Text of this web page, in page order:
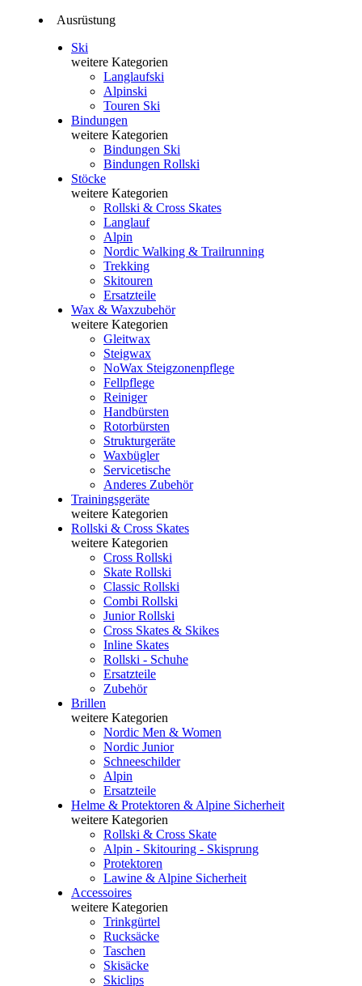
Ausrüstung
Ski
weitere Kategorien
Langlaufski
Alpinski
Touren Ski
Bindungen
weitere Kategorien
Bindungen Ski
Bindungen Rollski
Stöcke
weitere Kategorien
Rollski & Cross Skates
Langlauf
Alpin
Nordic Walking & Trailrunning
Trekking
Skitouren
Ersatzteile
Wax & Waxzubehör
weitere Kategorien
Gleitwax
Steigwax
NoWax Steigzonenpflege
Fellpflege
Reiniger
Handbürsten
Rotorbürsten
Strukturgeräte
Waxbügler
Servicetische
Anderes Zubehör
Trainingsgeräte
weitere Kategorien
Rollski & Cross Skates
weitere Kategorien
Cross Rollski
Skate Rollski
Classic Rollski
Combi Rollski
Junior Rollski
Cross Skates & Skikes
Inline Skates
Rollski - Schuhe
Ersatzteile
Zubehör
Brillen
weitere Kategorien
Nordic Men & Women
Nordic Junior
Schneeschilder
Alpin
Ersatzteile
Helme & Protektoren & Alpine Sicherheit
weitere Kategorien
Rollski & Cross Skate
Alpin - Skitouring - Skisprung
Protektoren
Lawine & Alpine Sicherheit
Accessoires
weitere Kategorien
Trinkgürtel
Rucksäcke
Taschen
Skisäcke
Skiclips